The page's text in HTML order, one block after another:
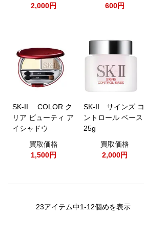
2,000円
600円
SK-II COLOR ク
リア ビューティ ア
イシャドウ
買取価格
1,500円
SK-II サインズ コ
ントロール ベース
25g
買取価格
2,000円
23アイテム中1-12個めを表示